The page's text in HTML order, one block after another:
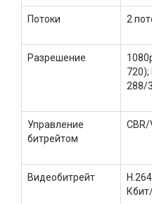
Потоки 2
Разрешение
720);
288/
Управление
битрейтом
CBR/
Видеобитрейт